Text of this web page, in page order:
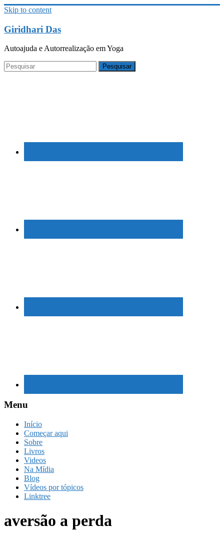
Skip to content
Giridhari Das
Autoajuda e Autorrealização em Yoga
Menu
Início
Começar aqui
Sobre
Livros
Videos
Na Mídia
Blog
Vídeos por tópicos
Linktree
aversão a perda